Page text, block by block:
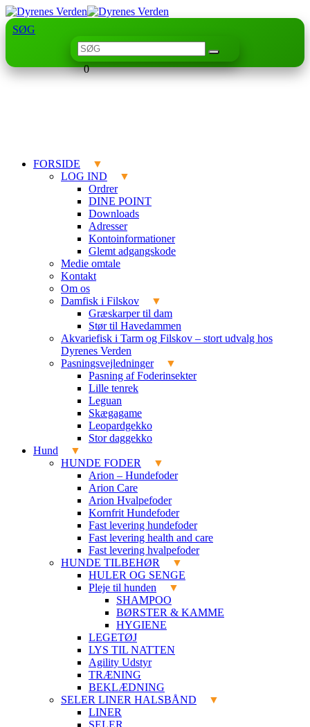
SØG
0
FORSIDE
LOG IND
Ordrer
DINE POINT
Downloads
Adresser
Kontoinformationer
Glemt adgangskode
Medie omtale
Kontakt
Om os
Damfisk i Filskov
Græskarper til dam
Stør til Havedammen
Akvariefisk i Tarm og Filskov – stort udvalg hos
Dyrenes Verden
Pasningsvejledninger
Pasning af Foderinsekter
Lille tenrek
Leguan
Skægagame
Leopardgekko
Stor daggekko
Hund
HUNDE FODER
Arion – Hundefoder
Arion Care
Arion Hvalpefoder
Kornfrit Hundefoder
Fast levering hundefoder
Fast levering health and care
Fast levering hvalpefoder
HUNDE TILBEHØR
HULER OG SENGE
Pleje til hunden
SHAMPOO
BØRSTER & KAMME
HYGIENE
LEGETØJ
LYS TIL NATTEN
Agility Udstyr
TRÆNING
BEKLÆDNING
SELER LINER HALSBÅND
LINER
SELER